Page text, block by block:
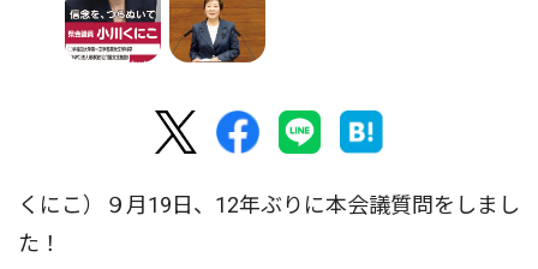
くにこ）９月19日、12年ぶりに本会議質問をしまし
た！